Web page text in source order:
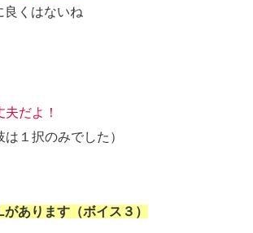
良くはないね
だよ！
１択のみでした）
あります（ボイス３）